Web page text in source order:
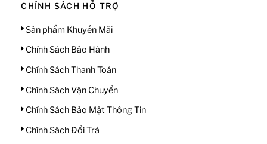
CHÍNH SÁCH HỖ TRỢ
Sản phẩm Khuyến Mãi
Chính Sách Bảo Hành
Chính Sách Thanh Toán
Chính Sách Vận Chuyển
Chính Sách Bảo Mật Thông Tin
Chính Sách Đổi Trả